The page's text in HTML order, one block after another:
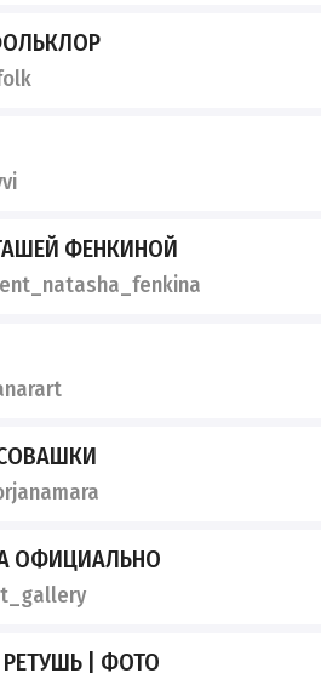
ФЕНКИНОЙ
ОФИЦИАЛЬНО
| ФОТО